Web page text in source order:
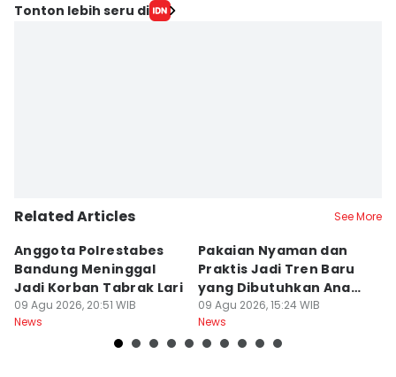
Tonton lebih seru di
Related Articles See More
Anggota Polrestabes
Bandung Meninggal
Jadi Korban Tabrak Lari
09 Agu 2026, 20:51 WIB
News
Pakaian Nyaman dan
Praktis Jadi Tren Baru
yang Dibutuhkan Anak
Muda
09 Agu 2026, 15:24 WIB
News